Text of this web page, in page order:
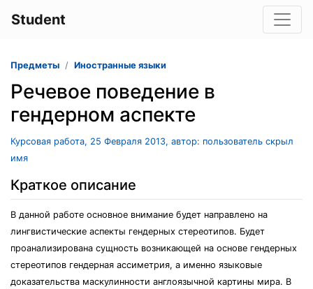
Student
Предметы Иностранные языки
Речевое поведение в
гендерном аспекте
Курсовая работа, 25 Февраля 2013, автор: пользователь скрыл
имя
Краткое описание
В данной работе основное внимание будет направлено на
лингвистические аспекты гендерных стереотипов. Будет
проанализирована сущность возникающей на основе гендерных
стереотипов гендерная ассиметрия, а именно языковые
доказательства маскулинности англоязычной картины мира. В